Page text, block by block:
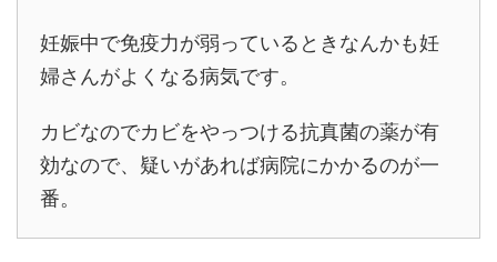
妊娠中で免疫力が弱っているときなんかも妊
婦さんがよくなる病気です。
カビなのでカビをやっつける抗真菌の薬が有
効なので、疑いがあれば病院にかかるのが一
番。